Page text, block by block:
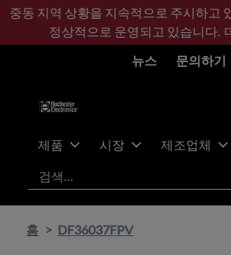
기
콘
바
글
중동 지역 상황을 지속적으로 주시하고
정상적으로 운영되고 있습니다.
뉴스
문의하기
제품 시장 제조업체
검색
홈 DF36037FPV